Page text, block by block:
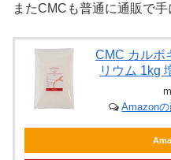
またCMCも普通に通販で手
CMC カルボ
リウム 1kg
Amazon